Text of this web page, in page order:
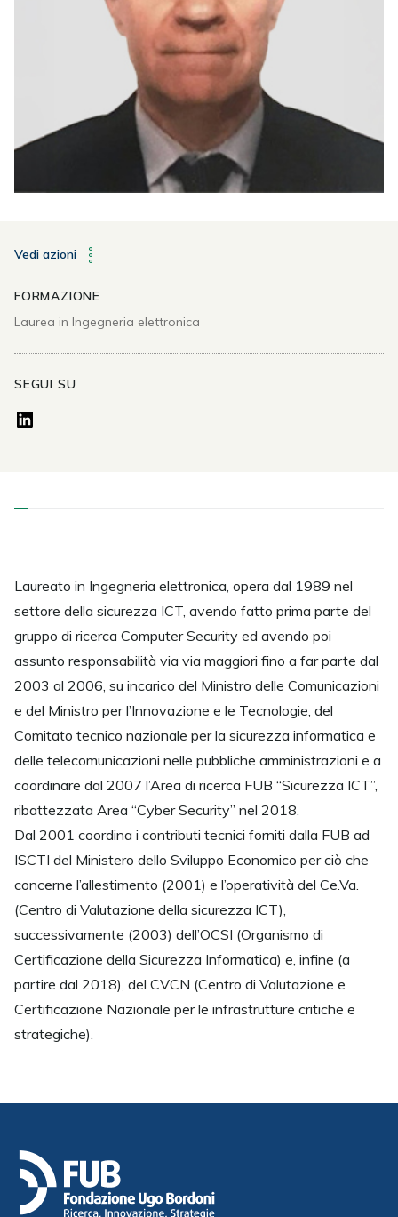
Vedi azioni
FORMAZIONE
Laurea in Ingegneria elettronica
SEGUI SU
Laureato in Ingegneria elettronica, opera dal 1989 nel
settore della sicurezza ICT, avendo fatto prima parte del
gruppo di ricerca Computer Security ed avendo poi
assunto responsabilità via via maggiori fino a far parte dal
2003 al 2006, su incarico del Ministro delle Comunicazioni
e del Ministro per l’Innovazione e le Tecnologie, del
Comitato tecnico nazionale per la sicurezza informatica e
delle telecomunicazioni nelle pubbliche amministrazioni e a
coordinare dal 2007 l’Area di ricerca FUB “Sicurezza ICT”,
ribattezzata Area “Cyber Security” nel 2018.
Dal 2001 coordina i contributi tecnici forniti dalla FUB ad
ISCTI del Ministero dello Sviluppo Economico per ciò che
concerne l’allestimento (2001) e l’operatività del Ce.Va.
(Centro di Valutazione della sicurezza ICT),
successivamente (2003) dell’OCSI (Organismo di
Certificazione della Sicurezza Informatica) e, infine (a
partire dal 2018), del CVCN (Centro di Valutazione e
Certificazione Nazionale per le infrastrutture critiche e
strategiche).